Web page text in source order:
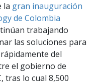
la gran inauguración
de Colombia
trabajando
las soluciones para
del
el gobierno de
tras lo cual 8,500